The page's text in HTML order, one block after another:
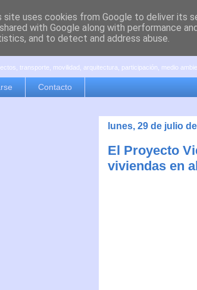
transporte, movilidad, arquitectura, participación, medio
Contacto
lunes, 29 de julio
El Proyecto
viviendas en
site uses cookies from Google to deliver its
with Google along with performance
and to detect and address abuse.